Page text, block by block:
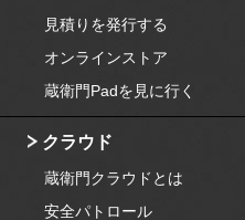
見積りを発行する
オンラインストア
蔵衛門Padを見に行く
クラウド
蔵衛門クラウドとは
安全パトロール